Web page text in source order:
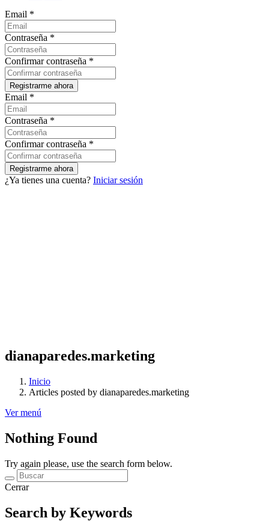
Email *
Contraseña *
Confirmar contraseña *
Email *
Contraseña *
Confirmar contraseña *
¿Ya tienes una cuenta? Iniciar sesión
dianaparedes.marketing
Inicio
Articles posted by dianaparedes.marketing
Ver menú
Nothing Found
Try again please, use the search form below.
Cerrar
Search by Keywords